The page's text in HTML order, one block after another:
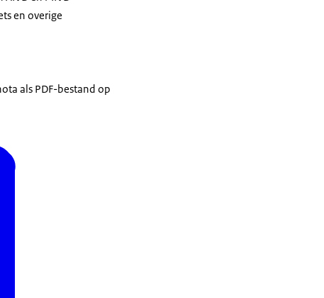
en overige
als PDF-bestand op